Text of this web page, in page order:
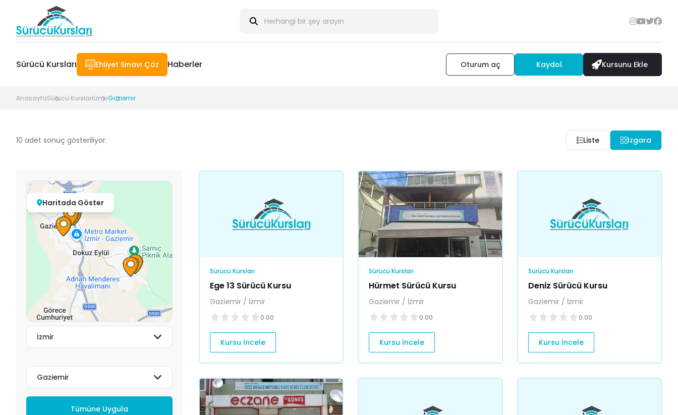
Sürücü Kursları Ehliyet Sınavı Çöz Haberler Oturum aç Kaydol Kursunu Ekle
AnasayfaSürücü KurslarıİzmirGaziemir
10 adet sonuç gösteriliyor. Liste Izgara
Haritada Göster
Tümüne Uygula
Sürücü Kursları
Ege 13 Sürücü Kursu
Gaziemir / İzmir
0.00
Kursu İncele
Sürücü Kursları
Hürmet Sürücü Kursu
Gaziemir / İzmir
0.00
Kursu İncele
Sürücü Kursları
Deniz Sürücü Kursu
Gaziemir / İzmir
0.00
Kursu İncele